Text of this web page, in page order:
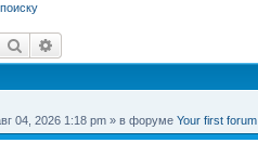
Поиск
04, 2026 1:18 pm » в форуме Your first forum